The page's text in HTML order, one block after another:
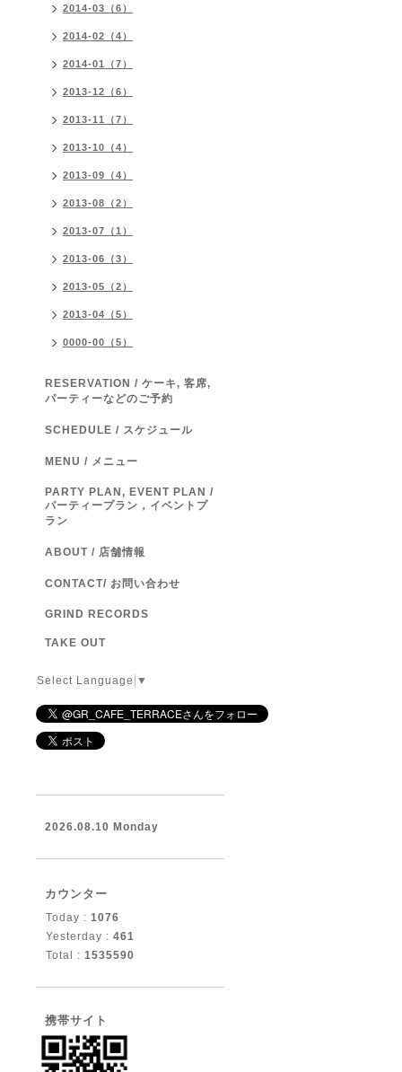
2014-03（6）
2014-02（4）
2014-01（7）
2013-12（6）
2013-11（7）
2013-10（4）
2013-09（4）
2013-08（2）
2013-07（1）
2013-06（3）
2013-05（2）
2013-04（5）
0000-00（5）
RESERVATION / ケーキ, 客席,
パーティーなどのご予約
SCHEDULE / スケジュール
MENU / メニュー
PARTY PLAN, EVENT PLAN /
パーティープラン，イベントプ
ラン
ABOUT / 店舗情報
CONTACT/ お問い合わせ
GRIND RECORDS
TAKE OUT
Select Language ▼
2026.08.10 Monday
カウンター
Today : 1076
Yesterday : 461
Total : 1535590
携帯サイト